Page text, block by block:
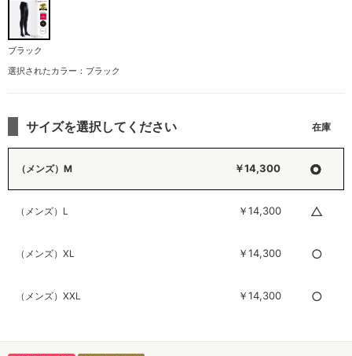
ブラック
選択されたカラー：ブラック
サイズを選択してください
（メンズ）M ￥14,300 ○
（メンズ）L ￥14,300 △
（メンズ）XL ￥14,300 ○
（メンズ）XXL ￥14,300 ○